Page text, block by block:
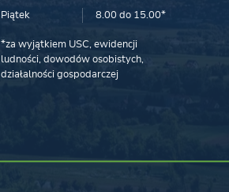
Piątek 8.00 do 15.00*
*za wyjątkiem USC, ewidencji
ludności, dowodów osobistych,
działalności gospodarczej